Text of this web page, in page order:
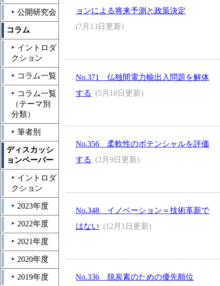
▲ 公開研究会
コラム
▲ イントロダ
クション
▲ コラム一覧
▲
コラム一覧
（テーマ別
分類）
▲ 筆者別
ディスカッシ
ョンペーパー
▲ イントロダ
クション
▲ 2023年度
▲ 2022年度
▲ 2021年度
▲ 2020年度
▲ 2019年度
ョンによる将来予測と政策決定
(7月13日更新)
No.371 仏独間電力輸出入問題を解体
する
(5月18日更新)
No.356 柔軟性のポテンシャルを評価
する
(2月9日更新)
No.348 イノベーション＝技術革新で
はない (12月1日更新)
No.336 脱炭素のための優先順位